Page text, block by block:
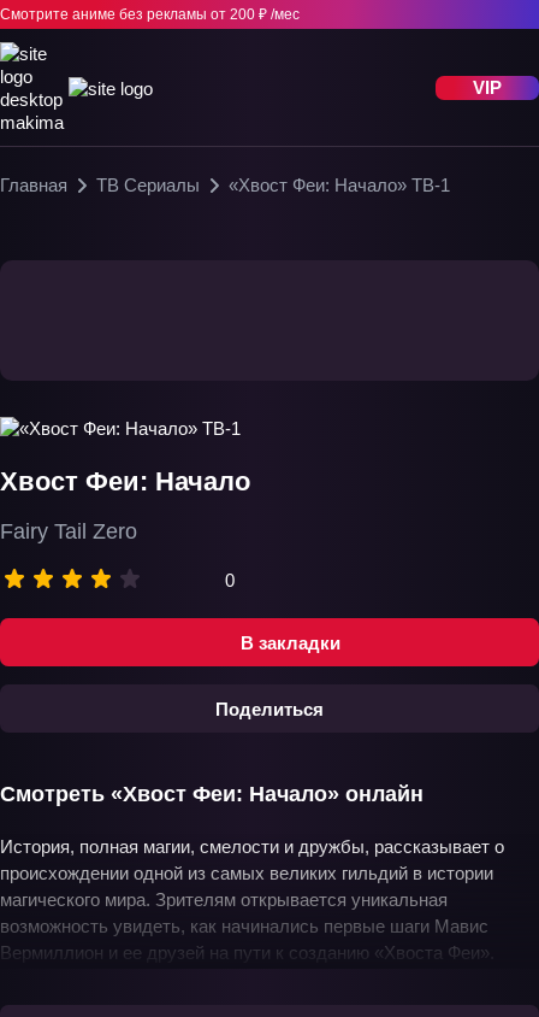
Смотрите аниме без рекламы от 200 ₽ /мес
VIP
Главная ТВ Сериалы «Хвост Феи: Начало» ТВ-1
В закладки
Поделиться
Хвост Феи: Начало
Fairy Tail Zero
0
Смотреть «Хвост Феи: Начало» онлайн
История, полная магии, смелости и дружбы, рассказывает о
происхождении одной из самых великих гильдий в истории
магического мира. Зрителям открывается уникальная
возможность увидеть, как начинались первые шаги Мавис
Вермиллион и ее друзей на пути к созданию «Хвоста Феи».
эта история вдохновит каждого на поиск своего пути и веры в